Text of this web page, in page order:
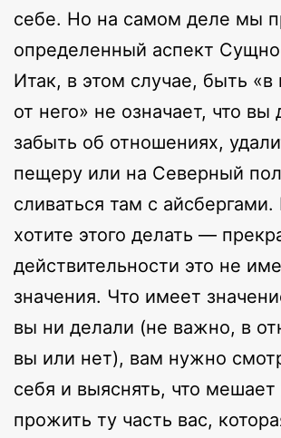
себе. Но на самом деле мы
определенный аспект
Итак, в этом случае, быть
от него» не означает, что
забыть об отношениях,
пещеру или на Северный
сливаться там с
хотите этого делать —
действительности это не
значения. Что имеет
вы ни делали (не важно, в
вы или нет), вам нужно
себя и выяснять, что мешает
прожить ту часть вас,